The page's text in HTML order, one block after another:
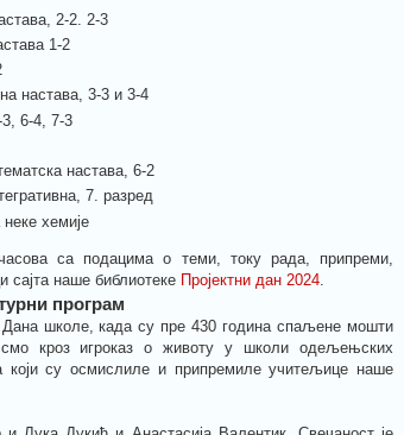
2-2. 2-3
1-2
настава, 3-3 и 3-4
6-4, 7-3
настава, 6-2
7. разред
хемије
са подацима о теми, току рада, припреми,
сајта наше библиотеке Пројектни дан 2024
програм
школе, када су пре 430 година спаљене мошти
кроз игроказ о животу у школи одељењских
који су осмислиле и припремиле учитељице наше